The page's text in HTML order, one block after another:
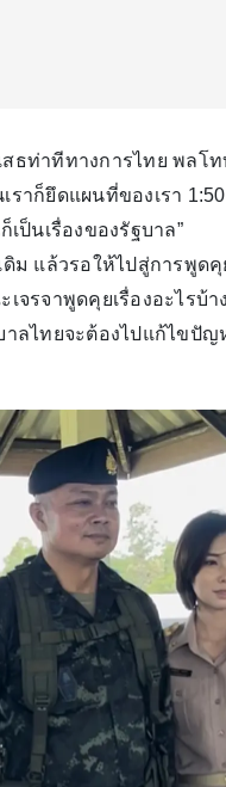
ธท่าทีทางการไทย พลโ
าก็ยึดแผนที่ของเรา
ป็นเรื่องของรัฐบาล”
ม แล้วรอให้ไปสู่การพูดคุ
รจาพูดคุยเรื่องอะไรบ้า
าลไทยจะต้องไปแก้ไขปั